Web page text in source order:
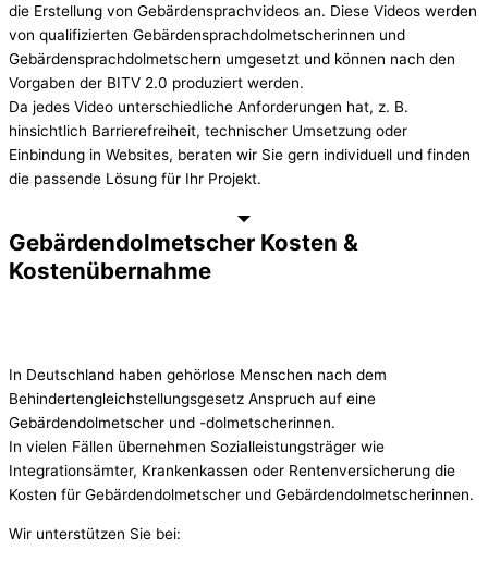
die Erstellung von Gebärdensprachvideos an. Diese Videos werden
von qualifizierten Gebärdensprachdolmetscherinnen und
Gebärdensprachdolmetschern umgesetzt und können nach den
Vorgaben der BITV 2.0 produziert werden.
Da jedes Video unterschiedliche Anforderungen hat, z. B.
hinsichtlich Barrierefreiheit, technischer Umsetzung oder
Einbindung in Websites, beraten wir Sie gern individuell und finden
die passende Lösung für Ihr Projekt.
Gebärdendolmetscher Kosten &
Kostenübernahme
In Deutschland haben gehörlose Menschen nach dem
Behindertengleichstellungsgesetz Anspruch auf eine
Gebärdendolmetscher und -dolmetscherinnen.
In vielen Fällen übernehmen Sozialleistungsträger wie
Integrationsämter, Krankenkassen oder Rentenversicherung die
Kosten für Gebärdendolmetscher und Gebärdendolmetscherinnen.
Wir unterstützen Sie bei: